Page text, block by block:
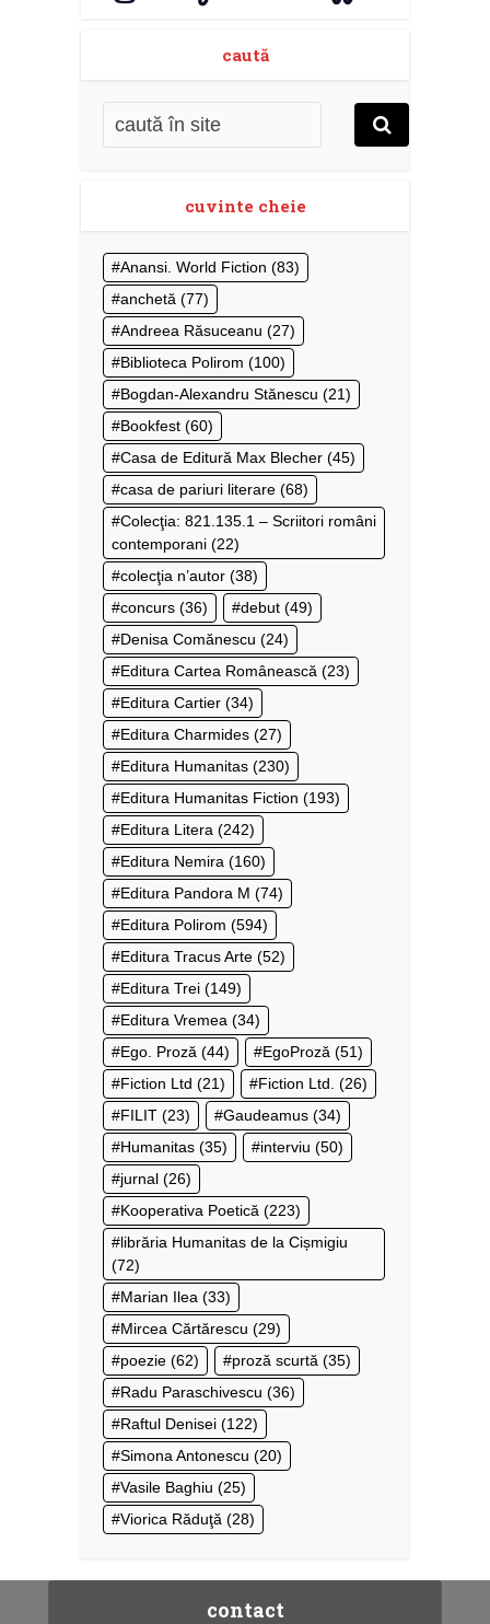
caută
cuvinte cheie
Anansi. World Fiction (83)
anchetă (77)
Andreea Răsuceanu (27)
Biblioteca Polirom (100)
Bogdan-Alexandru Stănescu (21)
Bookfest (60)
Casa de Editură Max Blecher (45)
casa de pariuri literare (68)
Colecţia: 821.135.1 – Scriitori români
contemporani (22)
colecţia n’autor (38)
concurs (36) debut (49)
Denisa Comănescu (24)
Editura Cartea Românească (23)
Editura Cartier (34)
Editura Charmides (27)
Editura Humanitas (230)
Editura Humanitas Fiction (193)
Editura Litera (242)
Editura Nemira (160)
Editura Pandora M (74)
Editura Polirom (594)
Editura Tracus Arte (52)
Editura Trei (149)
Editura Vremea (34)
Ego. Proză (44) EgoProză (51)
Fiction Ltd (21) Fiction Ltd. (26)
FILIT (23) Gaudeamus (34)
Humanitas (35) interviu (50)
jurnal (26)
Kooperativa Poetică (223)
librăria Humanitas de la Cișmigiu
(72)
Marian Ilea (33)
Mircea Cărtărescu (29)
poezie (62) proză scurtă (35)
Radu Paraschivescu (36)
Raftul Denisei (122)
Simona Antonescu (20)
Vasile Baghiu (25)
Viorica Răduţă (28)
contact